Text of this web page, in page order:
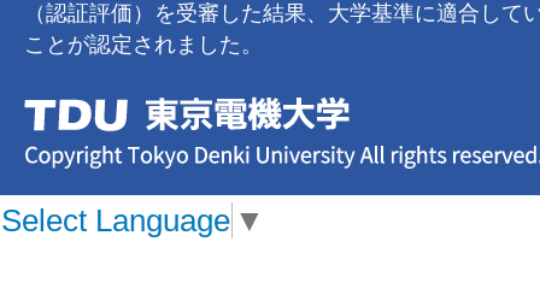
（認証評価）を受審した結果、大学基準に適合して
ことが認定されました。
Select Language ▼